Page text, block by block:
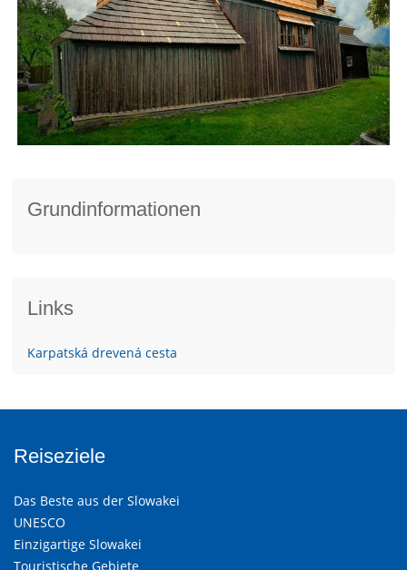
Grundinformationen
Links
Karpatská drevená cesta
Reiseziele
Das Beste aus der Slowakei
UNESCO
Einzigartige Slowakei
Touristische Gebiete